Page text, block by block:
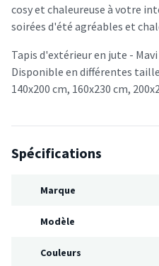
cosy et chaleureuse à votre
soirées d'été agréables et
Tapis d'extérieur en jute -
Disponible en différentes
140x200 cm, 160x230 cm,
Spécifications
Marque
Modèle
Couleurs